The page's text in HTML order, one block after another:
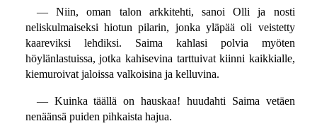
— Niin, oman talon arkkitehti, sanoi Olli ja nosti
neliskulmaiseksi hiotun pilarin, jonka yläpää oli veistetty
kaareviksi lehdiksi. Saima kahlasi polvia myöten
höylänlastuissa, jotka kahisevina tarttuivat kiinni kaikkialle,
kiemuroivat jaloissa valkoisina ja kelluvina.
— Kuinka täällä on hauskaa! huudahti Saima vetäen
nenäänsä puiden pihkaista hajua.